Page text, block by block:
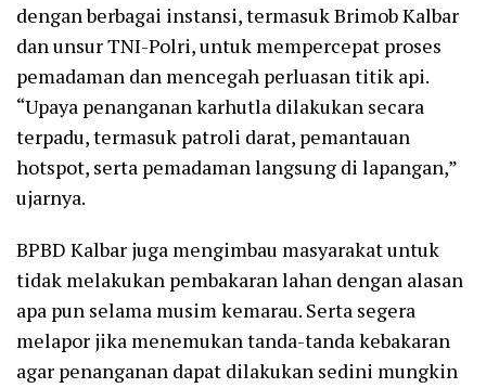
dengan berbagai instansi, termasuk Brimob Kalbar
dan unsur TNI-Polri, untuk mempercepat proses
pemadaman dan mencegah perluasan titik api.
“Upaya penanganan karhutla dilakukan secara
terpadu, termasuk patroli darat, pemantauan
hotspot, serta pemadaman langsung di lapangan,”
ujarnya.
BPBD Kalbar juga mengimbau masyarakat untuk
tidak melakukan pembakaran lahan dengan alasan
apa pun selama musim kemarau. Serta segera
melapor jika menemukan tanda-tanda kebakaran
agar penanganan dapat dilakukan sedini mungkin